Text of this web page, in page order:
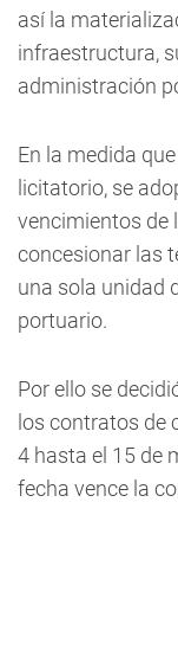
así la
infraestructura,
administración
En la medida
licitatorio, se
vencimientos de
concesionar las
una sola unidad
portuario.
Por ello se
los contratos de
4 hasta el 15 de
fecha vence la